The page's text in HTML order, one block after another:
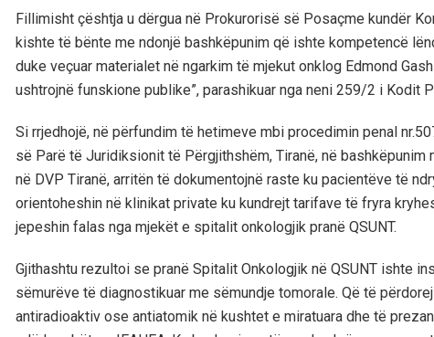
Fillimisht çështja u dërgua në Prokurorisë së Posaçme kundër
kishte të bënte me ndonjë bashkëpunim që ishte kompetencë
duke veçuar materialet në ngarkim të mjekut onklog Edmond
ushtrojnë funskione publike”, parashikuar nga neni 259/2 i Kodit
Si rrjedhojë, në përfundim të hetimeve mbi procedimin penal
së Parë të Juridiksionit të Përgjithshëm, Tiranë, në
në DVP Tiranë, arritën të dokumentojnë raste ku pacientëve të
orientoheshin në klinikat private ku kundrejt tarifave të fryra
jepeshin falas nga mjekët e spitalit onkologjik pranë QSUNT.
Gjithashtu rezultoi se pranë Spitalit Onkologjik në QSUNT ishte
sëmurëve të diagnostikuar me sëmundje tomorale. Që të
antiradioaktiv ose antiatomik në kushtet e miratuara dhe të